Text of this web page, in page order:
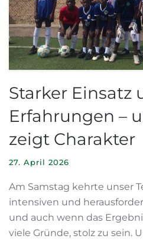
Starker Einsatz
Erfahrungen –
zeigt Charakter
27. April 2026
Am Samstag kehrte unser
intensiven und
und auch wenn das
viele Gründe, stolz zu sein.